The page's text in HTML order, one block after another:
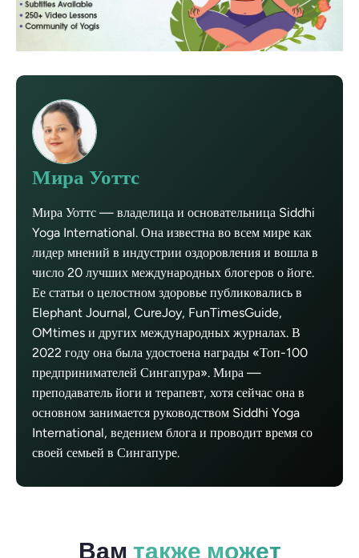
Мира Уоттс
Мира Уоттс — владелица и основательница Siddhi
Yoga International. Она известна во всем мире как
лидер мнений в индустрии оздоровления и вошла в
число 20 лучших международных блогеров о йоге.
Ее статьи о целостном здоровье публиковались в
Elephant Journal, CureJoy, FunTimesGuide,
OMtimes и других международных журналах. В
2022 году она была удостоена награды «Топ-100
предпринимателей Сингапура». Мира —
преподаватель йоги и терапевт, хотя сейчас она в
основном занимается руководством Siddhi Yoga
International, ведением блога и проводит время со
своей семьей в Сингапуре.
Вам также может